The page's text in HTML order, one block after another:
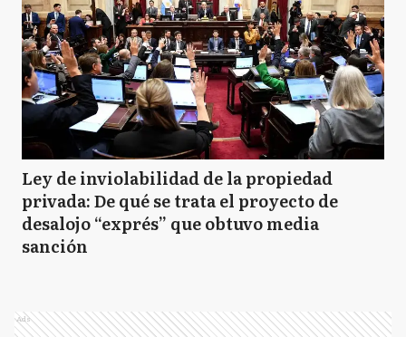
Ley de inviolabilidad de la propiedad
privada: De qué se trata el proyecto de
desalojo “exprés” que obtuvo media
sanción
Ads